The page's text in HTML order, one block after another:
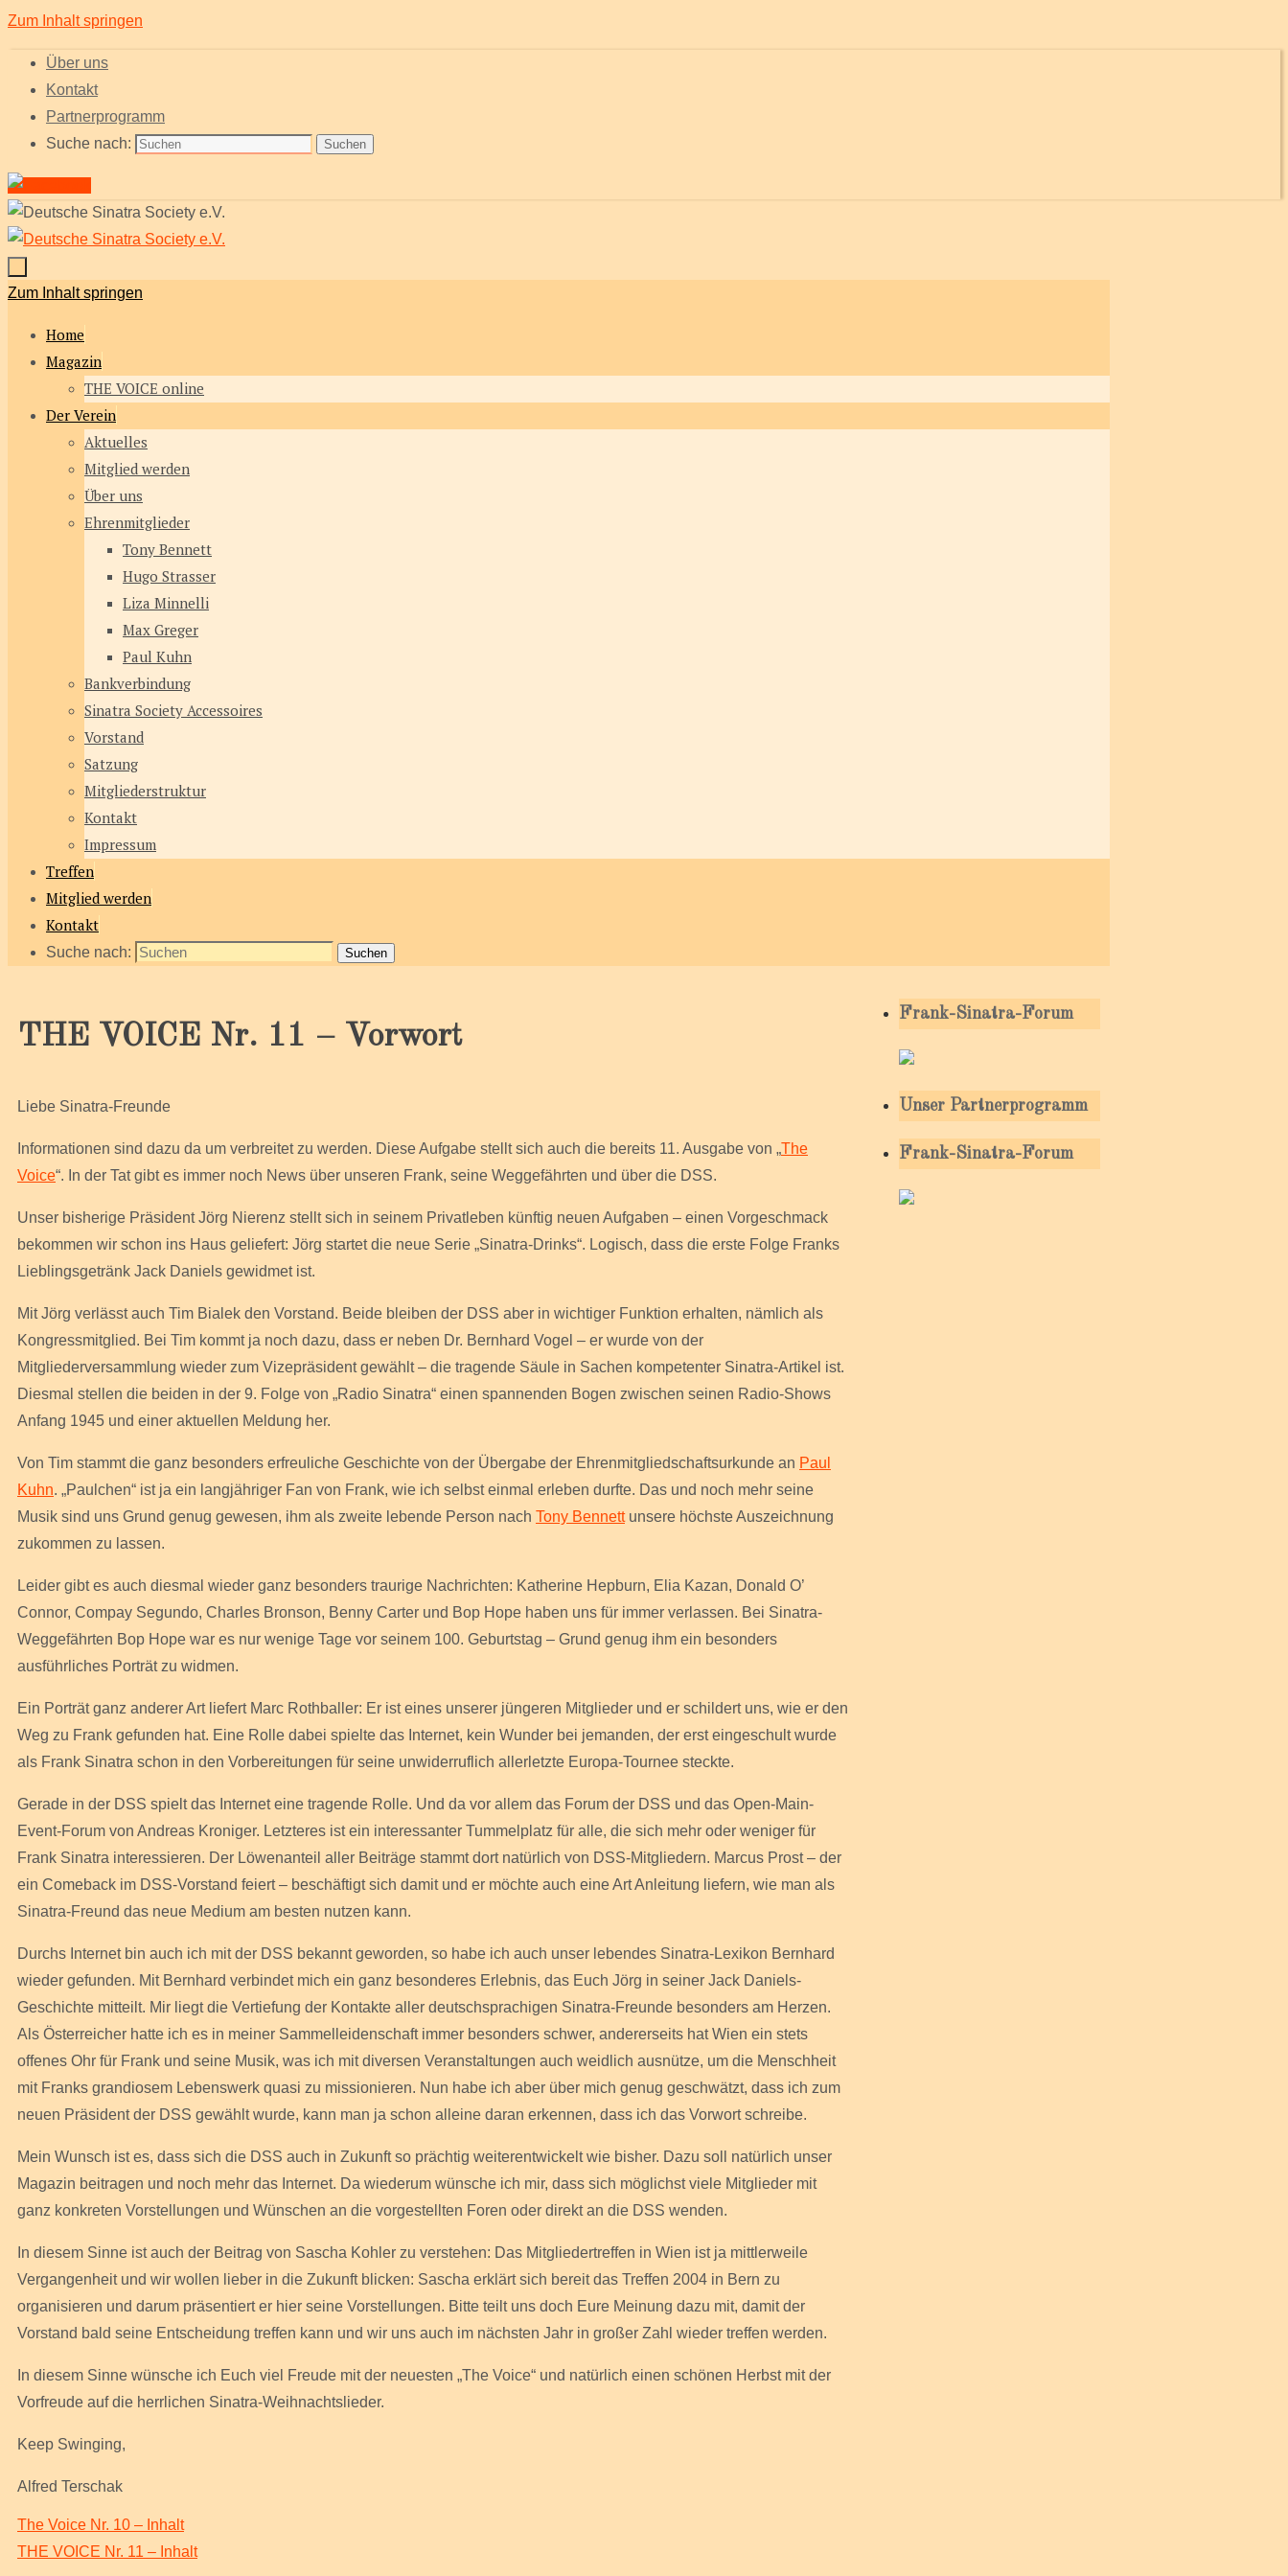
Zum Inhalt springen
Über uns
Kontakt
Partnerprogramm
Suche nach:
Suchen
Zum Inhalt springen
Home
Magazin
THE VOICE online
Der Verein
Aktuelles
Mitglied werden
Über uns
Ehrenmitglieder
Tony Bennett
Hugo Strasser
Liza Minnelli
Max Greger
Paul Kuhn
Bankverbindung
Sinatra Society Accessoires
Vorstand
Satzung
Mitgliederstruktur
Kontakt
Impressum
Treffen
Mitglied werden
Kontakt
Suche nach: Suchen
THE VOICE Nr. 11 – Vorwort
Liebe Sinatra-Freunde
Informationen sind dazu da um verbreitet zu werden. Diese Aufgabe stellt sich auch die bereits 11. Ausgabe von „The
Voice“. In der Tat gibt es immer noch News über unseren Frank, seine Weggefährten und über die DSS.
Unser bisherige Präsident Jörg Nierenz stellt sich in seinem Privatleben künftig neuen Aufgaben – einen Vorgeschmack
bekommen wir schon ins Haus geliefert: Jörg startet die neue Serie „Sinatra-Drinks“. Logisch, dass die erste Folge Franks
Lieblingsgetränk Jack Daniels gewidmet ist.
Mit Jörg verlässt auch Tim Bialek den Vorstand. Beide bleiben der DSS aber in wichtiger Funktion erhalten, nämlich als
Kongressmitglied. Bei Tim kommt ja noch dazu, dass er neben Dr. Bernhard Vogel – er wurde von der
Mitgliederversammlung wieder zum Vizepräsident gewählt – die tragende Säule in Sachen kompetenter Sinatra-Artikel ist.
Diesmal stellen die beiden in der 9. Folge von „Radio Sinatra“ einen spannenden Bogen zwischen seinen Radio-Shows
Anfang 1945 und einer aktuellen Meldung her.
Von Tim stammt die ganz besonders erfreuliche Geschichte von der Übergabe der Ehrenmitgliedschaftsurkunde an Paul
Kuhn. „Paulchen“ ist ja ein langjähriger Fan von Frank, wie ich selbst einmal erleben durfte. Das und noch mehr seine
Musik sind uns Grund genug gewesen, ihm als zweite lebende Person nach Tony Bennettunsere höchste Auszeichnung
zukommen zu lassen.
Leider gibt es auch diesmal wieder ganz besonders traurige Nachrichten: Katherine Hepburn, Elia Kazan, Donald O’
Connor, Compay Segundo, Charles Bronson, Benny Carter und Bop Hope haben uns für immer verlassen. Bei Sinatra-
Weggefährten Bop Hope war es nur wenige Tage vor seinem 100. Geburtstag – Grund genug ihm ein besonders
ausführliches Porträt zu widmen.
Ein Porträt ganz anderer Art liefert Marc Rothballer: Er ist eines unserer jüngeren Mitglieder und er schildert uns, wie er den
Weg zu Frank gefunden hat. Eine Rolle dabei spielte das Internet, kein Wunder bei jemanden, der erst eingeschult wurde
als Frank Sinatra schon in den Vorbereitungen für seine unwiderruflich allerletzte Europa-Tournee steckte.
Gerade in der DSS spielt das Internet eine tragende Rolle. Und da vor allem das Forum der DSS und das Open-Main-
Event-Forum von Andreas Kroniger. Letzteres ist ein interessanter Tummelplatz für alle, die sich mehr oder weniger für
Frank Sinatra interessieren. Der Löwenanteil aller Beiträge stammt dort natürlich von DSS-Mitgliedern. Marcus Prost – der
ein Comeback im DSS-Vorstand feiert – beschäftigt sich damit und er möchte auch eine Art Anleitung liefern, wie man als
Sinatra-Freund das neue Medium am besten nutzen kann.
Durchs Internet bin auch ich mit der DSS bekannt geworden, so habe ich auch unser lebendes Sinatra-Lexikon Bernhard
wieder gefunden. Mit Bernhard verbindet mich ein ganz besonderes Erlebnis, das Euch Jörg in seiner Jack Daniels-
Geschichte mitteilt. Mir liegt die Vertiefung der Kontakte aller deutschsprachigen Sinatra-Freunde besonders am Herzen.
Als Österreicher hatte ich es in meiner Sammelleidenschaft immer besonders schwer, andererseits hat Wien ein stets
offenes Ohr für Frank und seine Musik, was ich mit diversen Veranstaltungen auch weidlich ausnütze, um die Menschheit
mit Franks grandiosem Lebenswerk quasi zu missionieren. Nun habe ich aber über mich genug geschwätzt, dass ich zum
neuen Präsident der DSS gewählt wurde, kann man ja schon alleine daran erkennen, dass ich das Vorwort schreibe.
Mein Wunsch ist es, dass sich die DSS auch in Zukunft so prächtig weiterentwickelt wie bisher. Dazu soll natürlich unser
Magazin beitragen und noch mehr das Internet. Da wiederum wünsche ich mir, dass sich möglichst viele Mitglieder mit
ganz konkreten Vorstellungen und Wünschen an die vorgestellten Foren oder direkt an die DSS wenden.
In diesem Sinne ist auch der Beitrag von Sascha Kohler zu verstehen: Das Mitgliedertreffen in Wien ist ja mittlerweile
Vergangenheit und wir wollen lieber in die Zukunft blicken: Sascha erklärt sich bereit das Treffen 2004 in Bern zu
organisieren und darum präsentiert er hier seine Vorstellungen. Bitte teilt uns doch Eure Meinung dazu mit, damit der
Vorstand bald seine Entscheidung treffen kann und wir uns auch im nächsten Jahr in großer Zahl wieder treffen werden.
In diesem Sinne wünsche ich Euch viel Freude mit der neuesten „The Voice“ und natürlich einen schönen Herbst mit der
Vorfreude auf die herrlichen Sinatra-Weihnachtslieder.
Keep Swinging,
Alfred Terschak
The Voice Nr. 10 – Inhalt
THE VOICE Nr. 11 – Inhalt
Frank-Sinatra-Forum
Unser Partnerprogramm
Frank-Sinatra-Forum